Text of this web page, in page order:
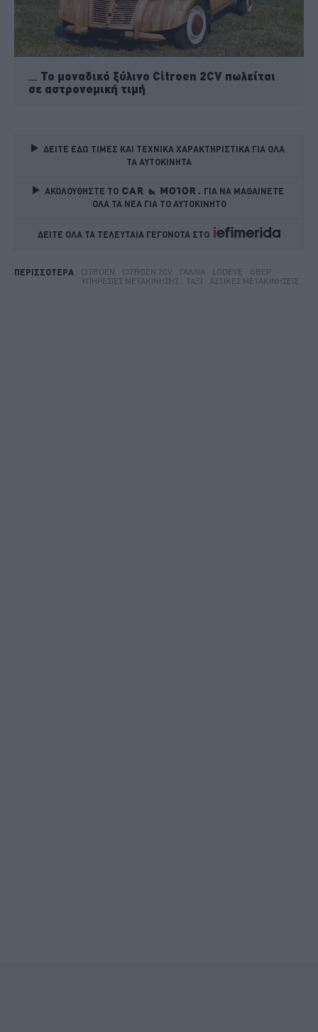
Το μοναδικό ξύλινο Citroen 2CV πωλείται
σε αστρονομική τιμή
ΔΕΙΤΕ ΕΔΩ ΤΙΜΕΣ ΚΑΙ ΤΕΧΝΙΚΑ ΧΑΡΑΚΤΗΡΙΣΤΙΚΑ ΓΙΑ ΟΛΑ
ΤΑ ΑΥΤΟΚΙΝΗΤΑ
ΑΚΟΛΟΥΘΗΣΤΕ ΤΟ
ΓΙΑ ΝΑ ΜΑΘΑΙΝΕΤΕ
ΟΛΑ ΤΑ ΝΕΑ ΓΙΑ ΤΟ ΑΥΤΟΚΙΝΗΤΟ
ΔΕΙΤΕ ΟΛΑ ΤΑ ΤΕΛΕΥΤΑΙΑ ΓΕΓΟΝΟΤΑ ΣΤΟ
ΠΕΡΙΣΣΟΤΕΡΑ CITROEN CITROEN 2CV ΓΑΛΛΊΑ LODEVE
ΘΒΕΡ
ΥΠΗΡΕΣΊΕΣ ΜΕΤΑΚΊΝΗΣΗΣ
ΤΑΞΊ ΑΣΤΙΚΈΣ ΜΕΤΑΚΙΝΉΣΕΙΣ